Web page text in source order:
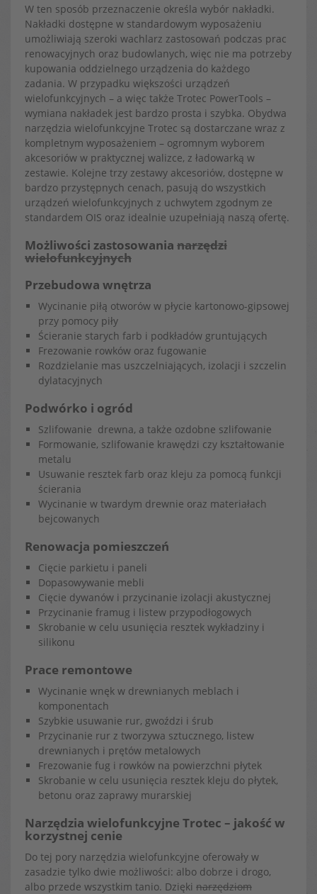
W ten sposób przeznaczenie określa wybór nakładki.
Nakładki dostępne w standardowym wyposażeniu
umożliwiają szeroki wachlarz zastosowań podczas prac
renowacyjnych oraz budowlanych, więc nie ma potrzeby
kupowania oddzielnego urządzenia do każdego
zadania. W przypadku większości urządzeń
wielofunkcyjnych – a więc także Trotec PowerTools –
wymiana nakładek jest bardzo prosta i szybka. Obydwa
narzędzia wielofunkcyjne Trotec są dostarczane wraz z
kompletnym wyposażeniem – ogromnym wyborem
akcesoriów w praktycznej walizce, z ładowarką w
zestawie. Kolejne trzy zestawy akcesoriów, dostępne w
bardzo przystępnych cenach, pasują do wszystkich
urządzeń wielofunkcyjnych z uchwytem zgodnym ze
standardem OIS oraz idealnie uzupełniają naszą ofertę.
Możliwości zastosowania narzędzi
wielofunkcyjnych
Przebudowa wnętrza
Wycinanie piłą otworów w płycie kartonowo-gipsowej
przy pomocy piły
Ścieranie starych farb i podkładów gruntujących
Frezowanie rowków oraz fugowanie
Rozdzielanie mas uszczelniających, izolacji i szczelin
dylatacyjnych
Podwórko i ogród
Szlifowanie drewna, a także ozdobne szlifowanie
Formowanie, szlifowanie krawędzi czy kształtowanie
metalu
Usuwanie resztek farb oraz kleju za pomocą funkcji
ścierania
Wycinanie w twardym drewnie oraz materiałach
bejcowanych
Renowacja pomieszczeń
Cięcie parkietu i paneli
Dopasowywanie mebli
Cięcie dywanów i przycinanie izolacji akustycznej
Przycinanie framug i listew przypodłogowych
Skrobanie w celu usunięcia resztek wykładziny i
silikonu
Prace remontowe
Wycinanie wnęk w drewnianych meblach i
komponentach
Szybkie usuwanie rur, gwoździ i śrub
Przycinanie rur z tworzywa sztucznego, listew
drewnianych i prętów metalowych
Frezowanie fug i rowków na powierzchni płytek
Skrobanie w celu usunięcia resztek kleju do płytek,
betonu oraz zaprawy murarskiej
Narzędzia wielofunkcyjne Trotec – jakość w
korzystnej cenie
Do tej pory narzędzia wielofunkcyjne oferowały w
zasadzie tylko dwie możliwości: albo dobrze i drogo,
albo przede wszystkim tanio. Dzięki narzędziom